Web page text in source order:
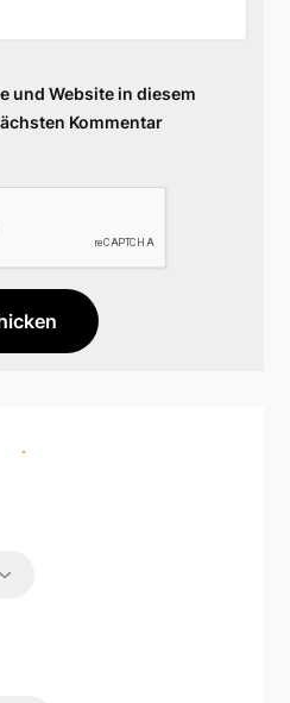
und Website in diesem
Kommentar